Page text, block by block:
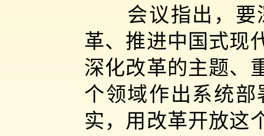
会议指出，要深
革、推进中国式现
深化改革的主题、
个领域作出系统
实，用改革开放这